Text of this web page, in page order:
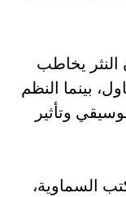
يخاطب
بينما النظم
وتأثير
السماوية،